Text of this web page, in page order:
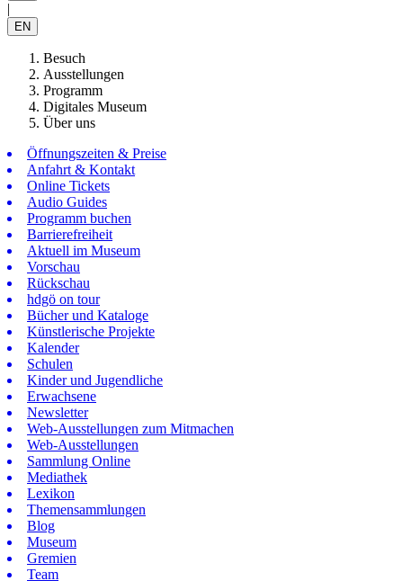
|
EN
Besuch
Ausstellungen
Programm
Digitales Museum
Über uns
Öffnungszeiten & Preise
Anfahrt & Kontakt
Online Tickets
Audio Guides
Programm buchen
Barrierefreiheit
Aktuell im Museum
Vorschau
Rückschau
hdgö on tour
Bücher und Kataloge
Künstlerische Projekte
Kalender
Schulen
Kinder und Jugendliche
Erwachsene
Newsletter
Web-Ausstellungen zum Mitmachen
Web-Ausstellungen
Sammlung Online
Mediathek
Lexikon
Themensammlungen
Blog
Museum
Gremien
Team